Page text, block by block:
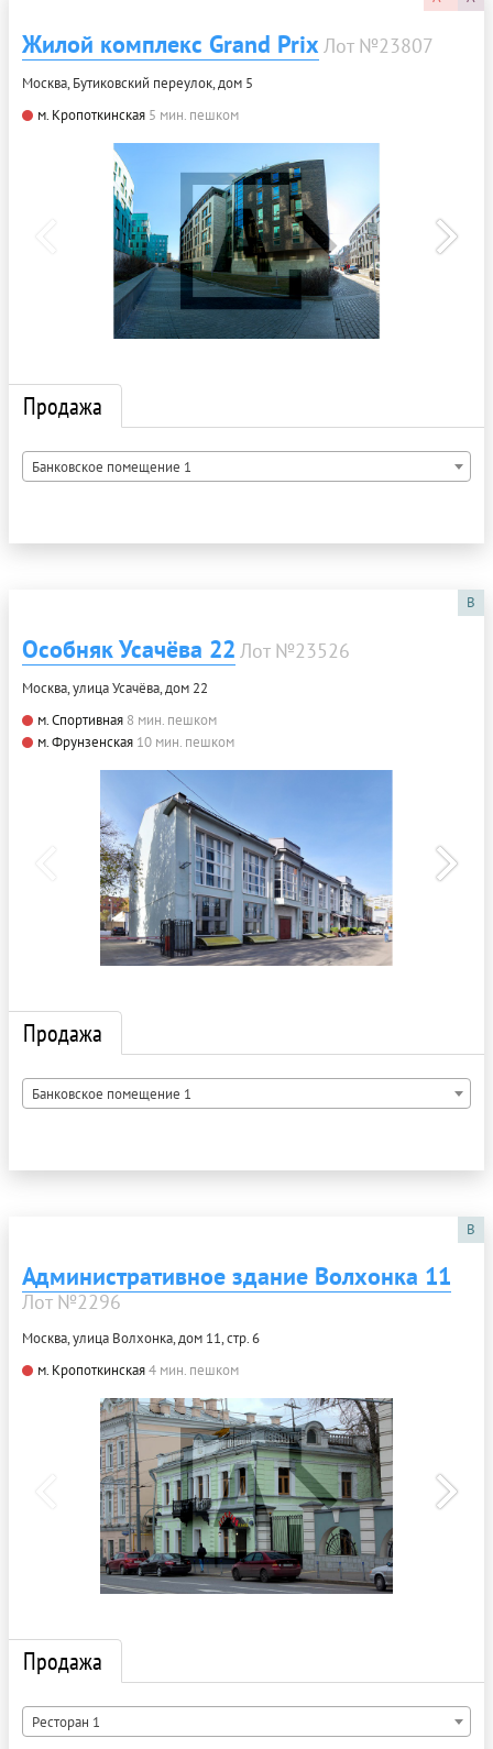
Жилой комплекс Grand Prix Лот №23807
Москва, Бутиковский переулок, дом 5
м. Кропоткинская 5 мин. пешком
Продажа
Банковское помещение 1
B
Особняк Усачёва 22 Лот №23526
Москва, улица Усачёва, дом 22
м. Спортивная 8 мин. пешком
м. Фрунзенская 10 мин. пешком
Продажа
Банковское помещение 1
B
Административное здание Волхонка 11
Лот №2296
Москва, улица Волхонка, дом 11, стр. 6
м. Кропоткинская4 мин. пешком
Продажа
Ресторан 1